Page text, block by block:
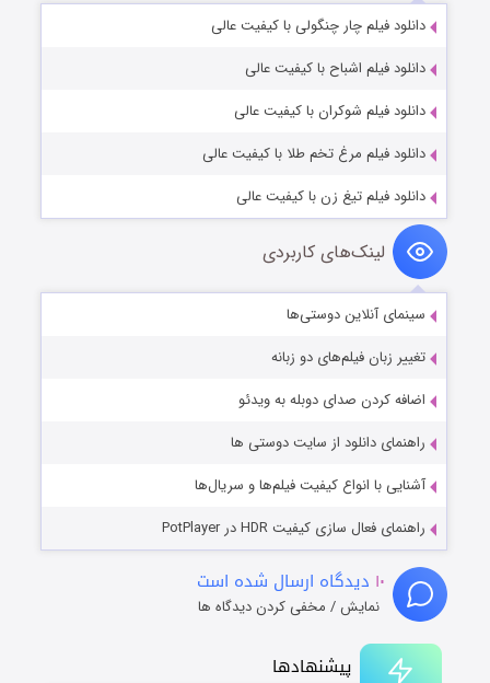
پیشنهادها
دانلود فیلم چار چنگولی با کیفیت عالی
دانلود فیلم اشباح با کیفیت عالی
دانلود فیلم شوکران با کیفیت عالی
دانلود فیلم مرغ تخم طلا با کیفیت عالی
دانلود فیلم تیغ زن با کیفیت عالی
لینک‌های کاربردی
سینمای آنلاین دوستی‌ها
تغییر زبان فیلم‌های دو زبانه
اضافه کردن صدای دوبله به ویدئو
راهنمای دانلود از سایت دوستی ها
آشنایی با انواع کیفیت فیلم‌ها و سریال‌ها
راهنمای فعال سازی کیفیت HDR در PotPlayer
۱۰ دیدگاه ارسال شده است
نمایش / مخفی کردن دیدگاه ها